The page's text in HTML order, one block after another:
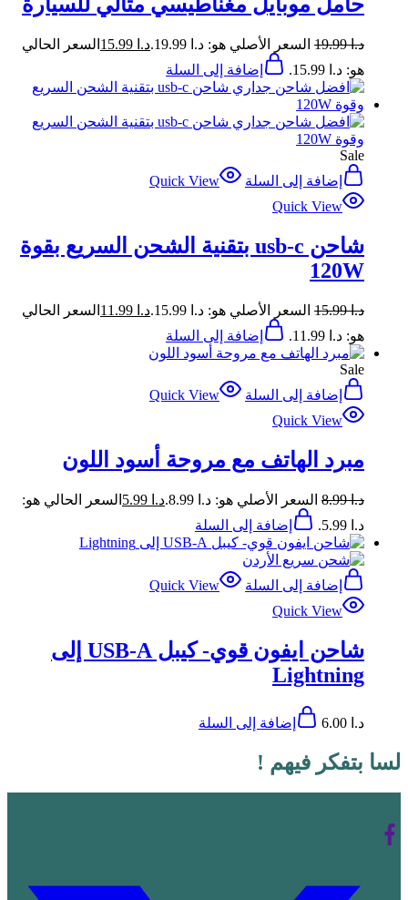
حامل موبايل مغناطيسي مثالي للسيارة
د.ا19.99 السعر الأصلي هو: د.ا 19.99. د.ا
السعر الحالي
هو: د.ا 15.99.
إضافة إلى السلة
Sale
إضافة إلى السلة
Quick View
Quick View
شاحن usb-c بتقنية الشحن السريع بقوة
120W
د.ا15.99 السعر الأصلي هو: د.ا 15.99. د.ا
السعر الحالي
هو: د.ا 11.99.
إضافة إلى السلة
Sale
إضافة إلى السلة
Quick View
Quick View
مبرد الهاتف مع مروحة أسود اللون
د.ا8.99 السعر الأصلي هو: د.ا 8.99. د.ا
السعر الحالي هو:
د.ا 5.99.
إضافة إلى السلة
إضافة إلى السلة
Quick View
Quick View
شاحن ايفون قوي- كيبل USB-A إلى
Lightning
د.ا إضافة إلى السلة
لسا بتفكر فيهم !